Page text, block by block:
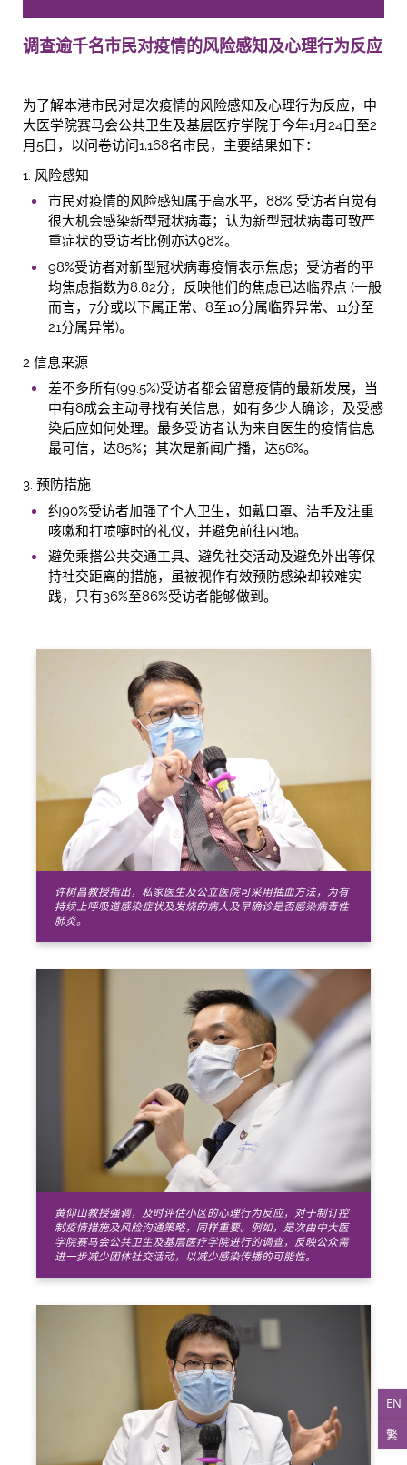
EN
繁
调查逾千名市民对疫情的风险感知及心理行为反应
为了解本港市民对是次疫情的风险感知及心理行为反应，中
大医学院赛马会公共卫生及基层医疗学院于今年1月24日至2
月5日，以问卷访问1,168名市民，主要结果如下：
1. 风险感知
市民对疫情的风险感知属于高水平，88% 受访者自觉有
很大机会感染新型冠状病毒；认为新型冠状病毒可致严
重症状的受访者比例亦达98%。
98%受访者对新型冠状病毒疫情表示焦虑；受访者的平
均焦虑指数为8.82分，反映他们的焦虑已达临界点 (一般
而言，7分或以下属正常、8至10分属临界异常、11分至
21分属异常)。
2 信息来源
差不多所有(99.5%)受访者都会留意疫情的最新发展，当
中有8成会主动寻找有关信息，如有多少人确诊，及受感
染后应如何处理。最多受访者认为来自医生的疫情信息
最可信，达85%；其次是新闻广播，达56%。
3. 预防措施
约90%受访者加强了个人卫生，如戴口罩、洁手及注重
咳嗽和打喷嚏时的礼仪，并避免前往内地。
避免乘搭公共交通工具、避免社交活动及避免外出等保
持社交距离的措施，虽被视作有效预防感染却较难实
践，只有36%至86%受访者能够做到。
许树昌教授指出，私家医生及公立医院可采用抽血方法，为有
持续上呼吸道感染症状及发烧的病人及早确诊是否感染病毒性
肺炎。
黄仰山教授强调，及时评估小区的心理行为反应，对于制订控
制疫情措施及风险沟通策略，同样重要。例如，是次由中大医
学院赛马会公共卫生及基层医疗学院进行的调查，反映公众需
进一步减少团体社交活动，以减少感染传播的可能性。